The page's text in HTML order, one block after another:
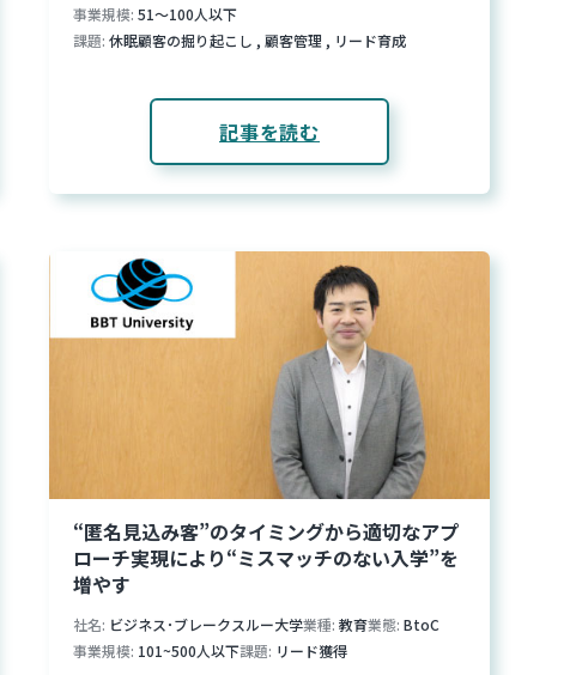
事業規模 51～100人以下
課題 休眠顧客の掘り起こし , 顧客管理 , リード育成
記事を読む
“匿名見込み客”のタイミングから適切なアプ
ローチ実現により“ミスマッチのない入学”を
増やす
社名 ビジネス･ブレークスルー大学業種 教育業態 BtoC
事業規模 101~500人以下課題 リード獲得